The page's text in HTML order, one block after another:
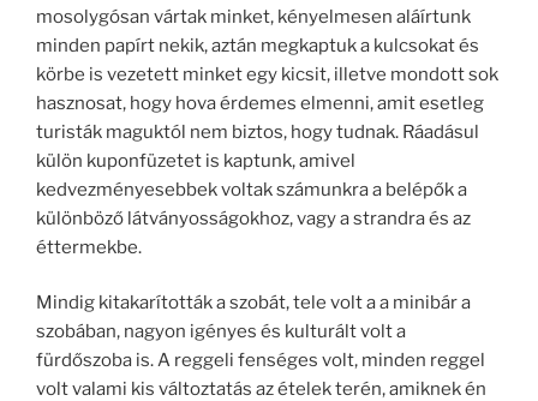
mosolygósan vártak minket, kényelmesen aláírtunk
minden papírt nekik, aztán megkaptuk a kulcsokat és
körbe is vezetett minket egy kicsit, illetve mondott sok
hasznosat, hogy hova érdemes elmenni, amit esetleg
turisták maguktól nem biztos, hogy tudnak. Ráadásul
külön kuponfüzetet is kaptunk, amivel
kedvezményesebbek voltak számunkra a belépők a
különböző látványosságokhoz, vagy a strandra és az
éttermekbe.
Mindig kitakarították a szobát, tele volt a a minibár a
szobában, nagyon igényes és kulturált volt a
fürdőszoba is. A reggeli fenséges volt, minden reggel
volt valami kis változtatás az ételek terén, amiknek én